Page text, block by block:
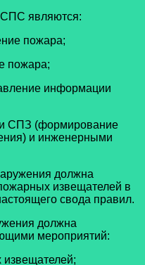
являются:
пожара;
пожара;
информации
СПЗ (формирование
и инженерными
должна
извещателей в
свода правил.
должна
мероприятий: